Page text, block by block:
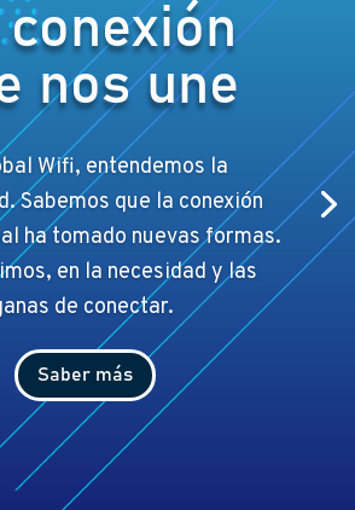
nos une
Wifi, entendemos la
Sabemos que la conexión
ha tomado nuevas formas.
en la necesidad y las
de conectar.
Saber más